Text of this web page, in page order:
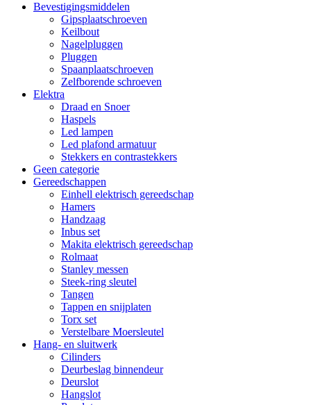
Bevestigingsmiddelen
Gipsplaatschroeven
Keilbout
Nagelpluggen
Pluggen
Spaanplaatschroeven
Zelfborende schroeven
Elektra
Draad en Snoer
Haspels
Led lampen
Led plafond armatuur
Stekkers en contrastekkers
Geen categorie
Gereedschappen
Einhell elektrisch gereedschap
Hamers
Handzaag
Inbus set
Makita elektrisch gereedschap
Rolmaat
Stanley messen
Steek-ring sleutel
Tangen
Tappen en snijplaten
Torx set
Verstelbare Moersleutel
Hang- en sluitwerk
Cilinders
Deurbeslag binnendeur
Deurslot
Hangslot